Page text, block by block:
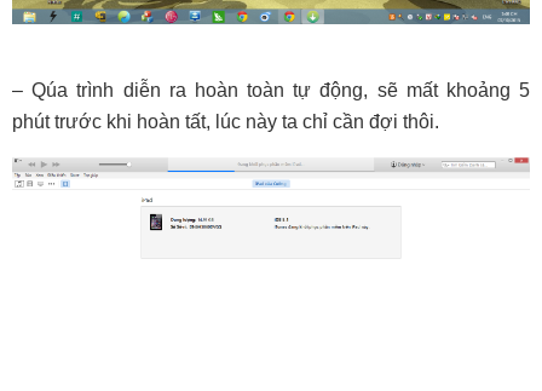
– Qúa trình diễn ra hoàn toàn tự động, sẽ mất khoảng 5
phút trước khi hoàn tất, lúc này ta chỉ cần đợi thôi.